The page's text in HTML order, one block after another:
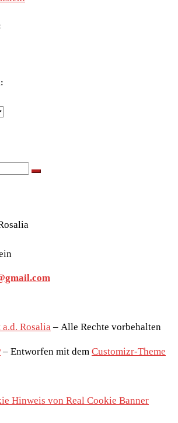
Suchen …
Rosalia – Alle Rechte vorbehalten
– Entworfen mit dem Customizr-Theme
Hinweis von Real Cookie Banner